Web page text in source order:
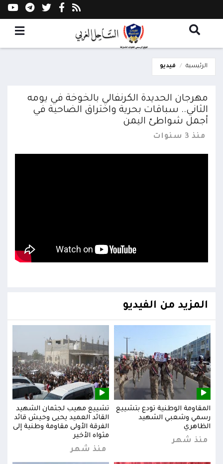
الرئيسية فيديو
مهرجان الحديدة الكرنفالي بالخوخة في يومه
الثاني.. سباقات بحرية واختراق الضاحية في
أجمل شواطئ اليمن
منذ 3 سنوات
المزيد من الفيديو
المقاومة الوطنية تودع بتشييع
رسمي وشعبي الشهيد
الظاهري
منذ شهر
تشييع مهيب لجثمان الشهيد
القائد العميد يحيى وحيش قائد
الفرقة الأولى مقاومة وطنية إلى
مثواه الأخير
منذ شهر